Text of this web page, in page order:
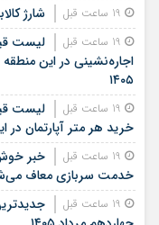
شارژ
لیست
اجاره‌نشینی در این
۱۴۰۵
لیست
خرید هر متر آپارتمان
خبر خوش
خدمت سربازی معاف